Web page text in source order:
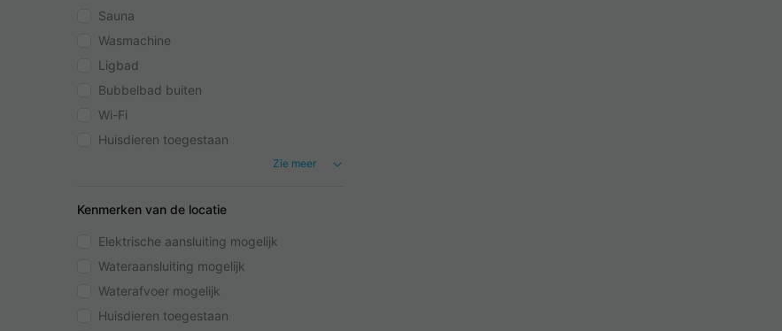
Sauna
Wasmachine
Ligbad
Bubbelbad buiten
Wi-Fi
Huisdieren toegestaan
Zie meer
Kenmerken van de locatie
Elektrische aansluiting mogelijk
Wateraansluiting mogelijk
Waterafvoer mogelijk
Huisdieren toegestaan